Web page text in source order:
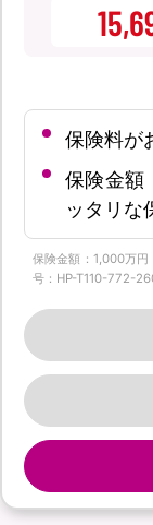
保険料が
保険金額
ッタリな
保険金額：1,000万
号：HP-T110-772-